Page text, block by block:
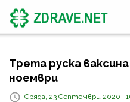
Трета руска
ноември
Сряда, 23 Септември 2020 |